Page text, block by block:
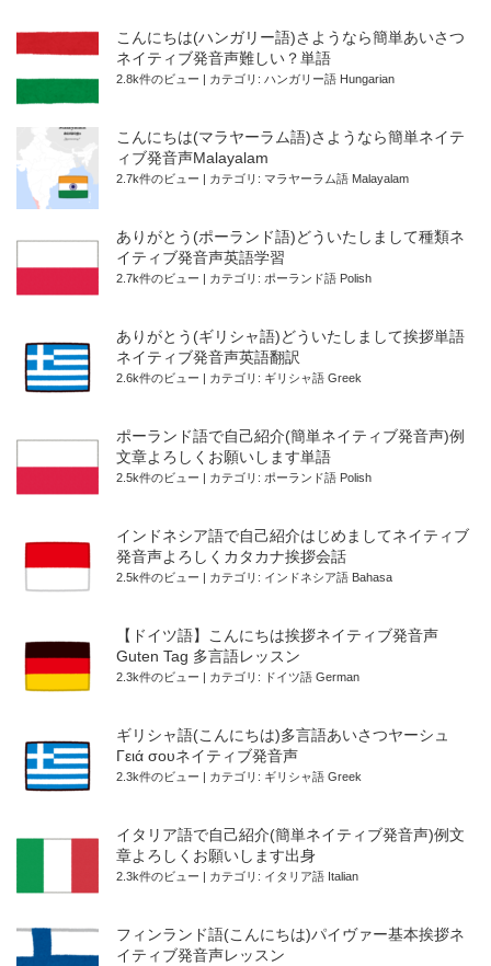
こんにちは(ハンガリー語)さようなら簡単あいさつ
ネイティブ発音声難しい？単語
2.8k件のビュー カテゴリ: ハンガリー語 Hungarian
こんにちは(マラヤーラム語)さようなら簡単ネイテ
ィブ発音声Malayalam
2.7k件のビュー カテゴリ: マラヤーラム語 Malayalam
ありがとう(ポーランド語)どういたしまして種類ネ
イティブ発音声英語学習
2.7k件のビュー カテゴリ: ポーランド語 Polish
ありがとう(ギリシャ語)どういたしまして挨拶単語
ネイティブ発音声英語翻訳
2.6k件のビュー カテゴリ: ギリシャ語 Greek
ポーランド語で自己紹介(簡単ネイティブ発音声)例
文章よろしくお願いします単語
2.5k件のビュー カテゴリ: ポーランド語 Polish
インドネシア語で自己紹介はじめましてネイティブ
発音声よろしくカタカナ挨拶会話
2.5k件のビュー カテゴリ: インドネシア語 Bahasa
【ドイツ語】こんにちは挨拶ネイティブ発音声
Guten Tag 多言語レッスン
2.3k件のビュー カテゴリ: ドイツ語 German
ギリシャ語(こんにちは)多言語あいさつヤーシュ
Γειά σουネイティブ発音声
2.3k件のビュー カテゴリ: ギリシャ語 Greek
イタリア語で自己紹介(簡単ネイティブ発音声)例文
章よろしくお願いします出身
2.3k件のビュー カテゴリ: イタリア語 Italian
フィンランド語(こんにちは)パイヴァー基本挨拶ネ
イティブ発音声レッスン